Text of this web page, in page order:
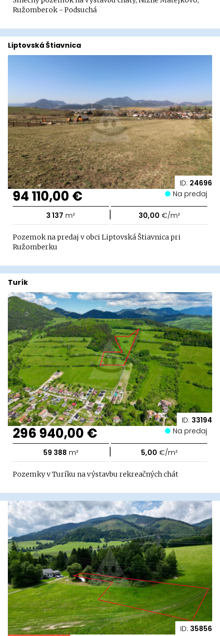
Ružomberok - Podsuchá
ID: 24696
Liptovská Štiavnica
94 110,00 € Na predaj
3 137 m² | 30,00 €/m²
Pozemok na predaj v obci Liptovská Štiavnica pri
Ružomberku
ID: 33194
Turík
296 940,00 € Na predaj
59 388 m² | 5,00 €/m²
Pozemky v Turíku na výstavbu rekreačných chát
ID: 35856